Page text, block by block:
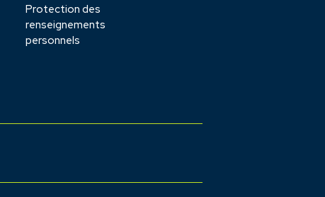
Protection des
renseignements
personnels